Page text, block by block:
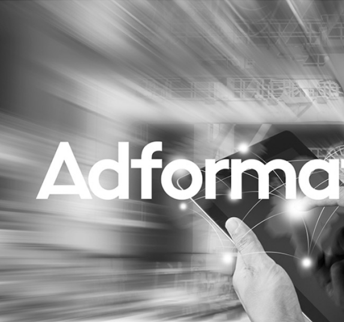
Influencer marketing
Interne communicatie
Purpose Marketing
Reputatie & crisis